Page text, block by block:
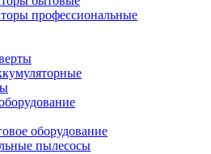
профессиональные
оборудование
пылесосы